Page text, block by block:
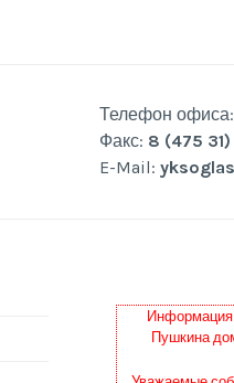
Телефон офиса:
Факс: 8 (475
E-Mail:
Пушкина